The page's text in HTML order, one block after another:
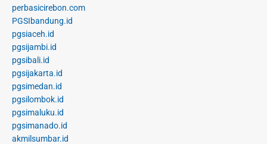
perbasicirebon.com
PGSIbandung.id
pgsiaceh.id
pgsijambi.id
pgsibali.id
pgsijakarta.id
pgsimedan.id
pgsilombok.id
pgsimaluku.id
pgsimanado.id
akmilsumbar.id